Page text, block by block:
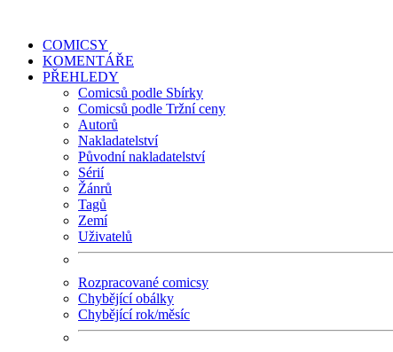
COMICSY
KOMENTÁŘE
PŘEHLEDY
Comicsů podle Sbírky
Comicsů podle Tržní ceny
Autorů
Nakladatelství
Původní nakladatelství
Sérií
Žánrů
Tagů
Zemí
Uživatelů
Rozpracované comicsy
Chybějící obálky
Chybějící rok/měsíc